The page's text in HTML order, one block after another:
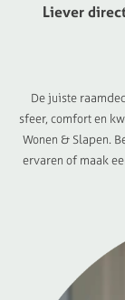
Liever
De juiste
sfeer, comfort en
Wonen & Slapen.
ervaren of maak